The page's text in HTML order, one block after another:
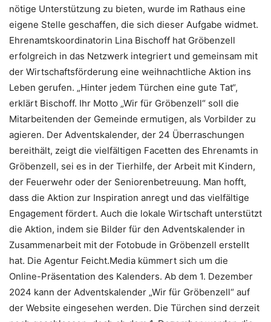
nötige Unterstützung zu bieten, wurde im Rathaus eine
eigene Stelle geschaffen, die sich dieser Aufgabe widmet.
Ehrenamtskoordinatorin Lina Bischoff hat Gröbenzell
erfolgreich in das Netzwerk integriert und gemeinsam mit
der Wirtschaftsförderung eine weihnachtliche Aktion ins
Leben gerufen. „Hinter jedem Türchen eine gute Tat“,
erklärt Bischoff. Ihr Motto „Wir für Gröbenzell“ soll die
Mitarbeitenden der Gemeinde ermutigen, als Vorbilder zu
agieren. Der Adventskalender, der 24 Überraschungen
bereithält, zeigt die vielfältigen Facetten des Ehrenamts in
Gröbenzell, sei es in der Tierhilfe, der Arbeit mit Kindern,
der Feuerwehr oder der Seniorenbetreuung. Man hofft,
dass die Aktion zur Inspiration anregt und das vielfältige
Engagement fördert. Auch die lokale Wirtschaft unterstützt
die Aktion, indem sie Bilder für den Adventskalender in
Zusammenarbeit mit der Fotobude in Gröbenzell erstellt
hat. Die Agentur Feicht.Media kümmert sich um die
Online-Präsentation des Kalenders. Ab dem 1. Dezember
2024 kann der Adventskalender „Wir für Gröbenzell“ auf
der Website eingesehen werden. Die Türchen sind derzeit